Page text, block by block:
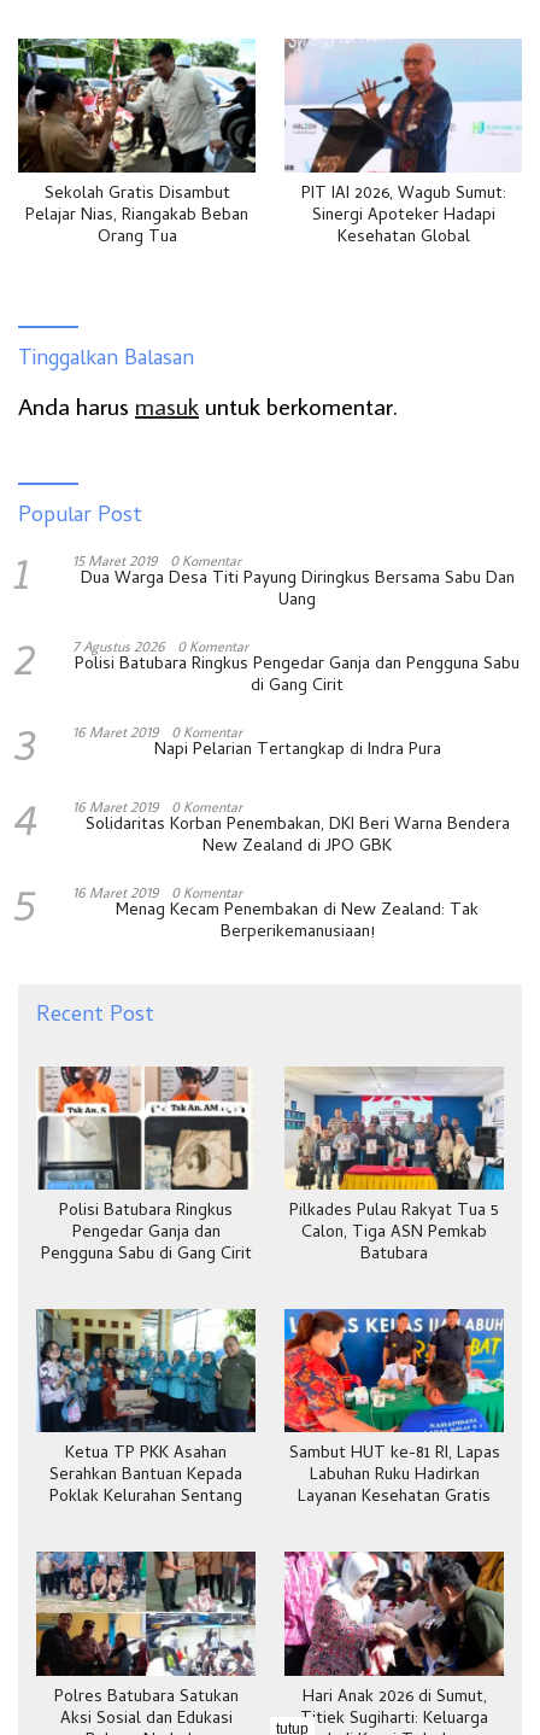
Sekolah Gratis Disambut
Pelajar Nias, Riangakab Beban
Orang Tua
PIT IAI 2026, Wagub Sumut:
Sinergi Apoteker Hadapi
Kesehatan Global
Tinggalkan Balasan
Anda harus masuk untuk berkomentar.
Popular Post
1 15 Maret 2019 0 Komentar
Dua Warga Desa Titi Payung Diringkus Bersama Sabu Dan
Uang
2 7 Agustus 2026 0 Komentar
Polisi Batubara Ringkus Pengedar Ganja dan Pengguna Sabu
di Gang Cirit
3 16 Maret 2019 0 Komentar
Napi Pelarian Tertangkap di Indra Pura
4 16 Maret 2019 0 Komentar
Solidaritas Korban Penembakan, DKI Beri Warna Bendera
New Zealand di JPO GBK
5 16 Maret 2019 0 Komentar
Menag Kecam Penembakan di New Zealand: Tak
Berperikemanusiaan!
Recent Post
Polisi Batubara Ringkus
Pengedar Ganja dan
Pengguna Sabu di Gang Cirit
Pilkades Pulau Rakyat Tua 5
Calon, Tiga ASN Pemkab
Batubara
Ketua TP PKK Asahan
Serahkan Bantuan Kepada
Poklak Kelurahan Sentang
Sambut HUT ke-81 RI, Lapas
Labuhan Ruku Hadirkan
Layanan Kesehatan Gratis
Polres Batubara Satukan
Aksi Sosial dan Edukasi
Hari Anak 2026 di Sumut,
Titiek Sugiharti: Keluarga
tutup